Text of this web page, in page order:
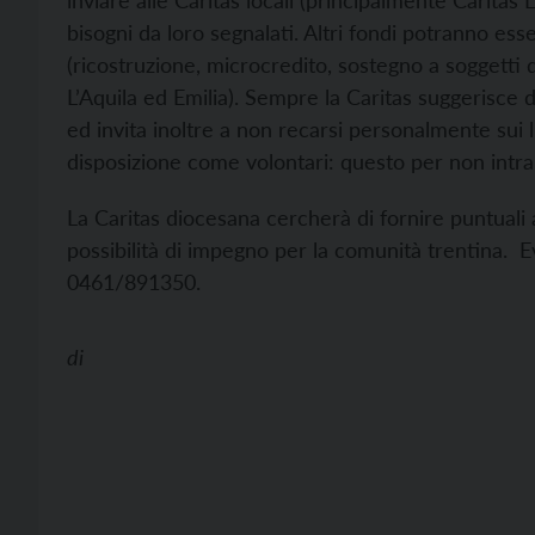
bisogni da loro segnalati. Altri fondi potranno
(ricostruzione, microcredito, sostegno a
L’Aquila ed Emilia). Sempre la Caritas
ed invita inoltre a non recarsi personalmente
disposizione come volontari: questo per non
La Caritas diocesana cercherà di fornire
possibilità di impegno per la comunità trentina.
0461/891350.
di